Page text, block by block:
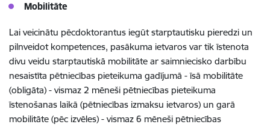
Mobilitāte
Lai veicinātu pēcdoktorantus iegūt starptautisku pieredzi un
pilnveidot kompetences, pasākuma ietvaros var tik īstenota
divu veidu starptautiskā mobilitāte ar saimniecisko darbību
nesaistīta pētniecības pieteikuma gadījumā - īsā mobilitāte
(obligāta) - vismaz 2 mēneši pētniecības pieteikuma
īstenošanas laikā (pētniecības izmaksu ietvaros) un garā
mobilitāte (pēc izvēles) - vismaz 6 mēneši pētniecības